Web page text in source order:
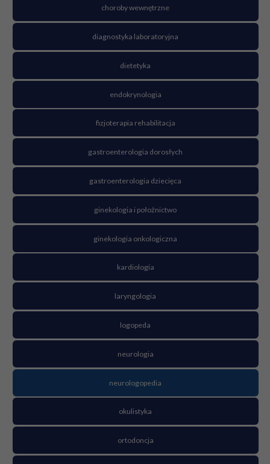
choroby wewnętrzne
diagnostyka laboratoryjna
dietetyka
endokrynologia
fizjoterapia rehabilitacja
gastroenterologia dorosłych
gastroenterologia dziecięca
ginekologia i położnictwo
ginekologia onkologiczna
kardiologia
laryngologia
logopeda
neurologia
neurologopedia
okulistyka
ortodoncja